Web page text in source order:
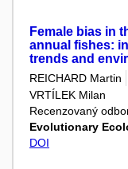
Female bias in
annual fishes:
trends and
REICHARD Martin
VRTÍLEK Milan
Recenzovaný
Evolutionary
DOI